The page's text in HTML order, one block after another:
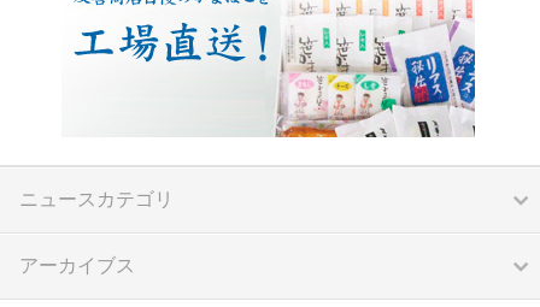
ニュースカテゴリ
アーカイブス